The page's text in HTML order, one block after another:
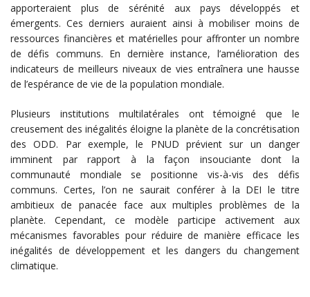
apporteraient plus de sérénité aux pays développés et
émergents. Ces derniers auraient ainsi à mobiliser moins de
ressources financières et matérielles pour affronter un nombre
de défis communs. En dernière instance, l’amélioration des
indicateurs de meilleurs niveaux de vies entraînera une hausse
de l’espérance de vie de la population mondiale.
Plusieurs institutions multilatérales ont témoigné que le
creusement des inégalités éloigne la planète de la concrétisation
des ODD. Par exemple, le PNUD prévient sur un danger
imminent par rapport à la façon insouciante dont la
communauté mondiale se positionne vis-à-vis des défis
communs. Certes, l’on ne saurait conférer à la DEI le titre
ambitieux de panacée face aux multiples problèmes de la
planète. Cependant, ce modèle participe activement aux
mécanismes favorables pour réduire de manière efficace les
inégalités de développement et les dangers du changement
climatique.